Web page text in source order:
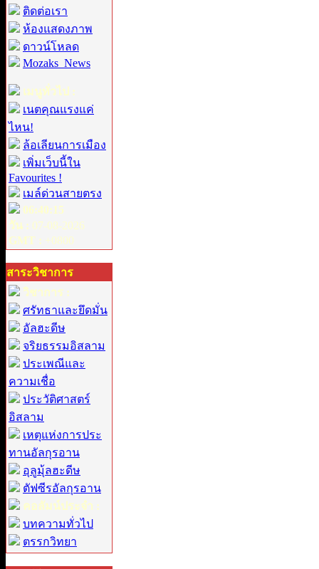
ติดต่อเรา
ห้องแสดงภาพ
ดาวน์โหลด
Mozaks_News
เมนูทั่วไป :
เนตคุณแรงแค่
ไหน!
ล้อเลียนการเมือง
เพิ่มเว็บนี้ใน
Favourites !
เมล์ด่วนสายตรง
06:40:15
วัน : 07-08-2026
GMT : +0800
สาระวิชาการ
วิชาการ :
ศรัทธาและยึดมั่น
อัลฮะดีษ
จริยธรรมอิสลาม
ประเพณีและ
ความเชื่อ
ประวัติศาสตร์
อิสลาม
เหตุแห่งการประ
ทานอัลกุรอาน
อุลูมุ้ลฮะดีษ
ตัฟซีรอัลกุรอาน
คอลัมน์ประจำ :
บทความทั่วไป
ตรรกวิทยา